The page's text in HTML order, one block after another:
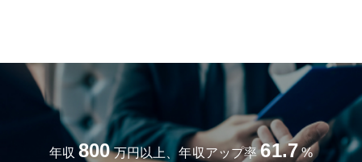
年収 800 万円以上、年収アップ率 61.7 %